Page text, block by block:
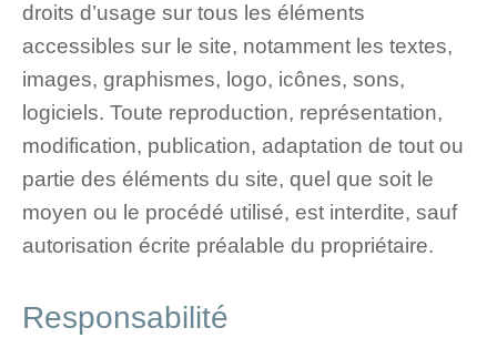
droits d’usage sur tous les éléments
accessibles sur le site, notamment les textes,
images, graphismes, logo, icônes, sons,
logiciels. Toute reproduction, représentation,
modification, publication, adaptation de tout ou
partie des éléments du site, quel que soit le
moyen ou le procédé utilisé, est interdite, sauf
autorisation écrite préalable du propriétaire.
Responsabilité